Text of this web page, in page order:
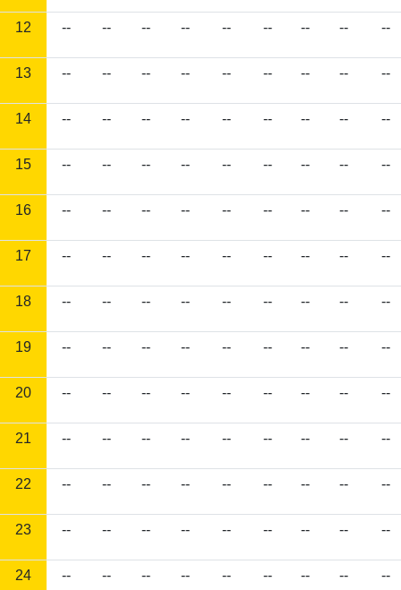
12 -- -- -- -- -- -- -- -- --
13 -- -- -- -- -- -- -- -- --
14 -- -- -- -- -- -- -- -- --
15 -- -- -- -- -- -- -- -- --
16 -- -- -- -- -- -- -- -- --
17 -- -- -- -- -- -- -- -- --
18 -- -- -- -- -- -- -- -- --
19 -- -- -- -- -- -- -- -- --
20 -- -- -- -- -- -- -- -- --
21 -- -- -- -- -- -- -- -- --
22 -- -- -- -- -- -- -- -- --
23 -- -- -- -- -- -- -- -- --
24 -- -- -- -- -- -- -- -- --